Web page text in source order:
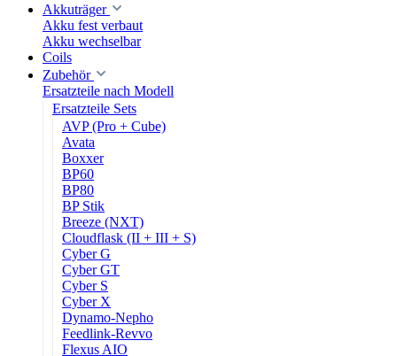
Akkuträger
Akku fest verbaut
Akku wechselbar
Coils
Zubehör
Ersatzteile nach Modell
Ersatzteile Sets
AVP (Pro + Cube)
Avata
Boxxer
BP60
BP80
BP Stik
Breeze (NXT)
Cloudflask (II + III + S)
Cyber G
Cyber GT
Cyber S
Cyber X
Dynamo-Nepho
Feedlink-Revvo
Flexus AIO